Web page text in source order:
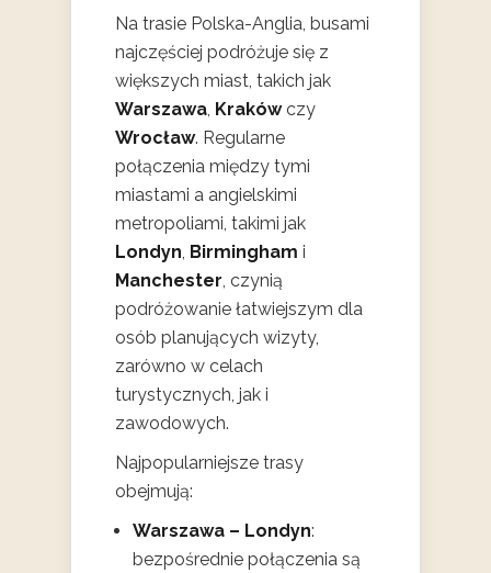
Na trasie Polska-Anglia, busami
najczęściej podróżuje się z
większych miast, takich jak
Warszawa Krakówczy
Wrocław. Regularne
połączenia między tymi
miastami a angielskimi
metropoliami, takimi jak
Londyn Birmingham i
Manchester , czynią
podróżowanie łatwiejszym dla
osób planujących wizyty,
zarówno w celach
turystycznych, jak i
zawodowych.
Najpopularniejsze trasy
obejmują:
Warszawa – Londyn:
bezpośrednie połączenia są